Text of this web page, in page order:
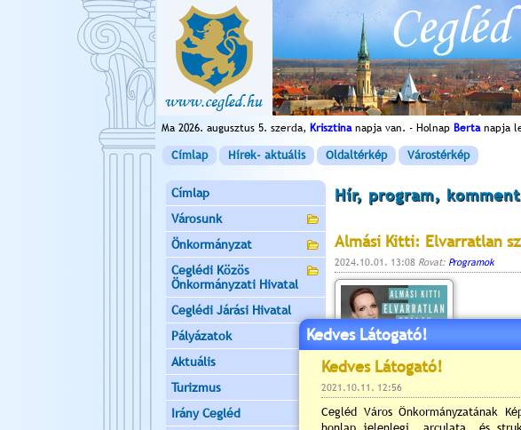
Ma 2026. augusztus 5. szerda, Krisztinanapja van. - Holnap Bertanapja
Címlap Hírek- aktuális Oldaltérkép Várostérkép
Címlap
Városunk
Önkormányzat
Ceglédi Közös
Önkormányzati Hivatal
Ceglédi Járási Hivatal
Pályázatok
Aktuális
Turizmus
Irány Cegléd
Hír, program, komment
Almási Kitti: Elvarratlan
2024.10.01. 13:08 Rovat: Programok
Kedves Látogató!